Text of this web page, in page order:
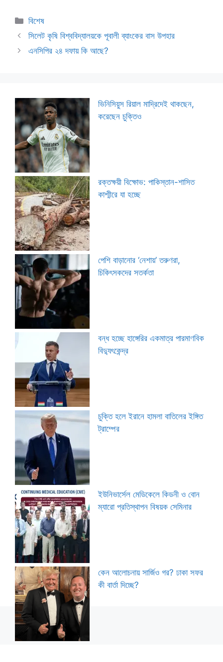
Categories
বিশেষ
সিলেট কৃষি বিশ্ববিদ্যালয়কে পূবালী ব্যাংকের বাস উপহার
এনসিপির ২৪ দফায় কি আছে?
ভিনিসিয়ুস রিয়াল মাদ্রিদেই থাকছেন,
করেছেন চুক্তিও
রক্তক্ষয়ী বিক্ষোভ: পাকিস্তান-শাসিত
কাশ্মীরে যা হচ্ছে
পেশি বাড়ানোর ‘নেশায়’ তরুণরা,
চিকিৎসকদের সতর্কতা
বন্ধ হচ্ছে হাঙ্গেরির একমাত্র পারমাণবিক
বিদ্যুৎকেন্দ্র
চুক্তি হলে ইরানে হামলা বাতিলের ইঙ্গিত
ট্রাম্পের
ইউনিভার্সেল মেডিকেলে কিডনী ও বোন
ম্যারো প্রতিস্থাপন বিষয়ক সেমিনার
কেন আলোচনায় সার্জিও গর? ঢাকা সফর
কী বার্তা দিচ্ছে?